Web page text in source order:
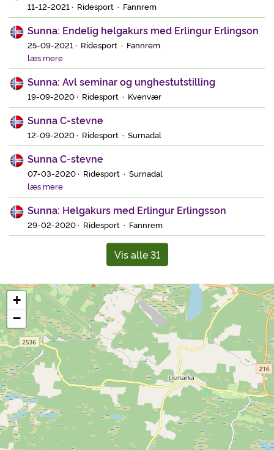
11-12-2021 · Ridesport · Fannrem
Sunna: Endelig helgakurs med Erlingur Erlingson
25-09-2021 · Ridesport · Fannrem
læs mere
Sunna: Avl seminar og unghestutstilling
19-09-2020 · Ridesport · Kvenvær
Sunna C-stevne
12-09-2020 · Ridesport · Surnadal
Sunna C-stevne
07-03-2020 · Ridesport · Surnadal
læs mere
Sunna: Helgakurs med Erlingur Erlingsson
29-02-2020 · Ridesport · Fannrem
Vis alle 31
+
−